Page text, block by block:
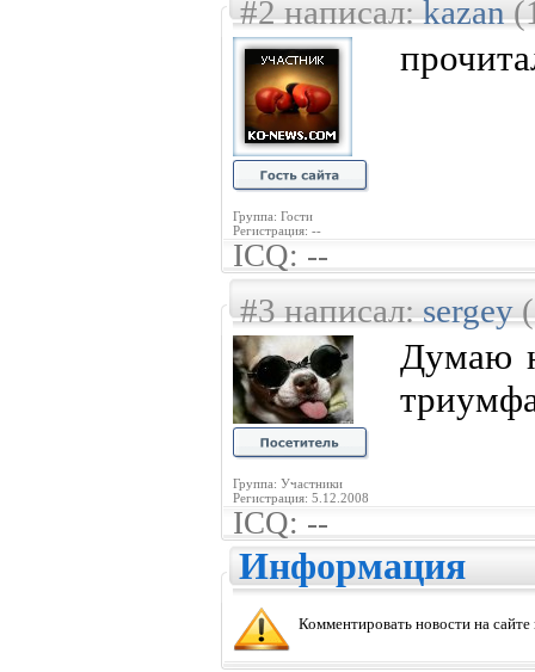
#2 написал:kazan
Группа: Гости
Регистрация: --
ICQ: --
#3 написал:sergey
Группа: Участники
Регистрация: 5.12.2008
Думаю
ICQ: --
Информация
Комментировать новости на